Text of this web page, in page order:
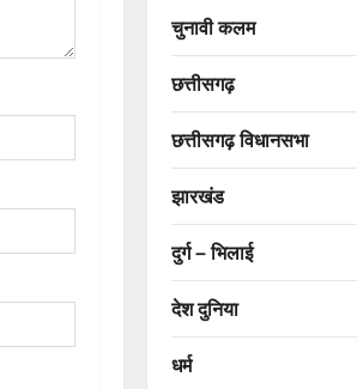
चुनावी कलम
छत्तीसगढ़
छत्तीसगढ़ विधानसभा
झारखंड
दुर्ग – भिलाई
देश दुनिया
धर्म